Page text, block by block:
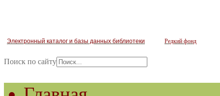
Электронный каталог и базы данных библиотеки Редкий фонд
Поиск по сайту